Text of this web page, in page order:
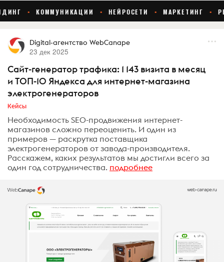
Digital-агентство WebCanape
23 дек 2025
Сайт-генератор трафика: 1 143 визита в месяц
и ТОП-10 Яндекса для интернет-магазина
электрогенераторов
Кейсы
Необходимость SEO-продвижения интернет-
магазинов сложно переоценить. И один из
примеров — раскрутка поставщика
электрогенераторов от завода-производителя.
Расскажем, каких результатов мы достигли всего за
один год сотрудничества. подробнее